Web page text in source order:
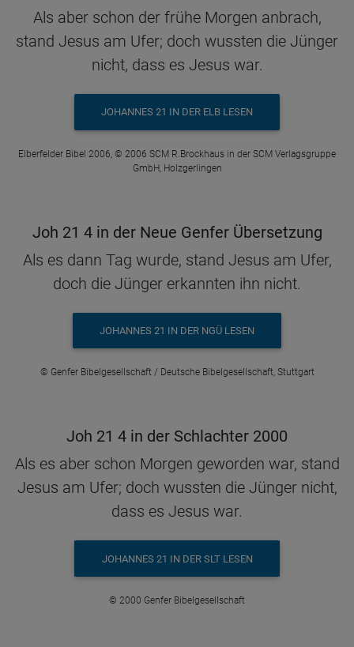
Als aber schon der frühe Morgen anbrach,
stand Jesus am Ufer; doch wussten die Jünger
nicht, dass es Jesus war.
JOHANNES 21 IN DER ELB LESEN
Elberfelder Bibel 2006, © 2006 SCM R.Brockhaus in der SCM Verlagsgruppe
GmbH, Holzgerlingen
Joh 21 4 in der Neue Genfer Übersetzung
Als es dann Tag wurde, stand Jesus am Ufer,
doch die Jünger erkannten ihn nicht.
JOHANNES 21 IN DER NGÜ LESEN
© Genfer Bibelgesellschaft / Deutsche Bibelgesellschaft, Stuttgart
Joh 21 4 in der Schlachter 2000
Als es aber schon Morgen geworden war, stand
Jesus am Ufer; doch wussten die Jünger nicht,
dass es Jesus war.
JOHANNES 21 IN DER SLT LESEN
© 2000 Genfer Bibelgesellschaft